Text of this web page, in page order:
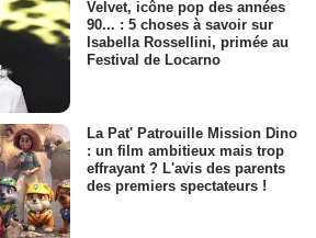
Velvet, icône pop des années
90... : 5 choses à savoir sur
Isabella Rossellini, primée au
Festival de Locarno
La Pat' Patrouille Mission Dino
: un film ambitieux mais trop
effrayant ? L'avis des parents
des premiers spectateurs !